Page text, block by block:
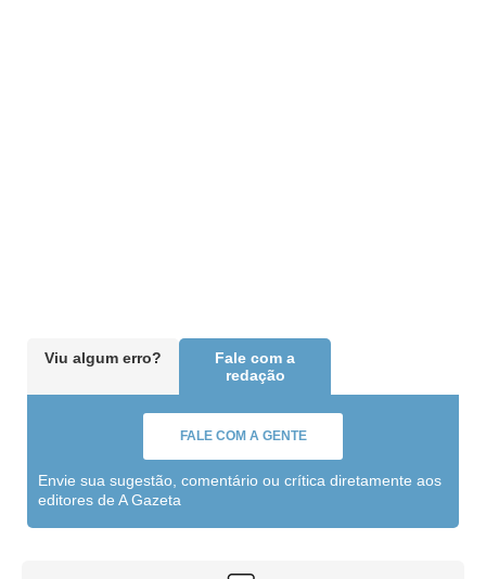
Viu algum erro?
Fale com a
redação
FALE COM A GENTE
Envie sua sugestão, comentário ou crítica diretamente aos
editores de A Gazeta